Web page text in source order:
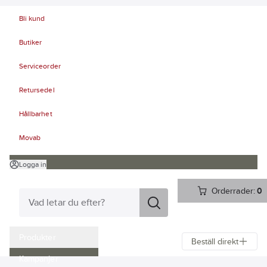
Bli kund
Butiker
Serviceorder
Retursedel
Hållbarhet
Movab
Logga in
Orderrader:0
Kampanjer
Beställ direkt